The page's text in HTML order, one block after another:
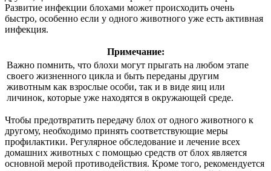
Развитие инфекции блохами может происходить очень
быстро, особенно если у одного животного уже есть активная
инфекция.
Примечание:
Важно помнить, что блохи могут прыгать на любом этапе
своего жизненного цикла и быть переданы другим
животным как взрослые особи, так и в виде яиц или
личинок, которые уже находятся в окружающей среде.
Чтобы предотвратить передачу блох от одного животного к
другому, необходимо принять соответствующие меры
профилактики. Регулярное обследование и лечение всех
домашних животных с помощью средств от блох является
основной мерой противодействия. Кроме того, рекомендуется